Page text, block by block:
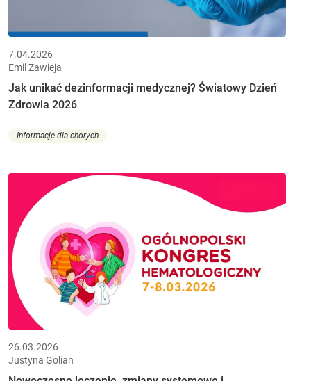
7.04.2026
Emil Zawieja
Jak unikać dezinformacji medycznej? Światowy Dzień
Zdrowia 2026
Informacje dla chorych
26.03.2026
Justyna Golian